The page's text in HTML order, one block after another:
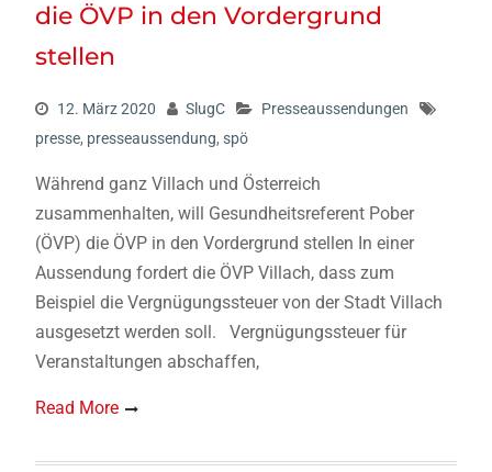
die ÖVP in den Vordergrund
stellen
12. März 2020 SlugC
Presseaussendungen
presse, presseaussendung, spö
Während ganz Villach und Österreich
zusammenhalten, will Gesundheitsreferent Pober
(ÖVP) die ÖVP in den Vordergrund stellen In einer
Aussendung fordert die ÖVP Villach, dass zum
Beispiel die Vergnügungssteuer von der Stadt Villach
ausgesetzt werden soll. Vergnügungssteuer für
Veranstaltungen abschaffen,
Read More